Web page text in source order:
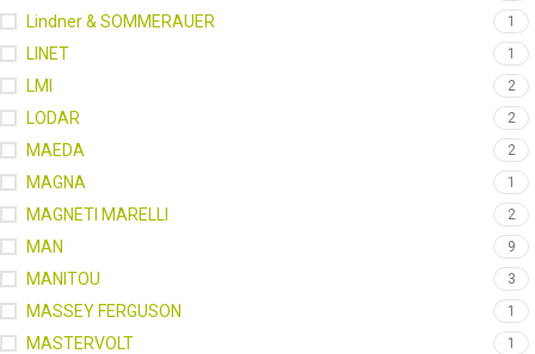
Lindner & SOMMERAUER 1
LINET 1
LMI 2
LODAR 2
MAEDA 2
MAGNA 1
MAGNETI MARELLI 2
MAN 9
MANITOU 3
MASSEY FERGUSON 1
MASTERVOLT 1